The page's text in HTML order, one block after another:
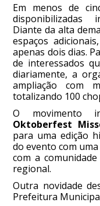
Em menos de
disponibilizadas
Diante da alta
espaços
apenas dois dias.
de interessados
diariamente, a
ampliação com
totalizando 100
O movimento
Oktoberfest
para uma edição
do evento com
com a
regional.
Outra novidade
Prefeitura